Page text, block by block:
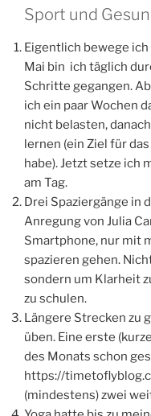
Mai bin ich täglich
Schritte gegangen.
ich ein paar Wochen
nicht belasten,
lernen (ein Ziel für
habe). Jetzt setze ich
am Tag.
Drei Spaziergänge in
Anregung von Julia
Smartphone, nur mit
spazieren gehen.
sondern um Klarheit
zu schulen.
Längere Strecken zu
üben. Eine erste
des Monats schon
https://
(mindestens) zwei
Yoga hatte bis zu
Tagesablauf, nämlich
noch vor den